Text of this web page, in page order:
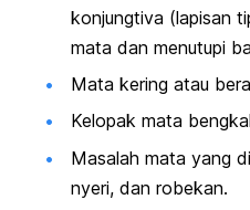
konjungtiva (lapisan
mata dan menutupi
Mata kering atau
Kelopak mata
Masalah mata yang
nyeri, dan robekan.